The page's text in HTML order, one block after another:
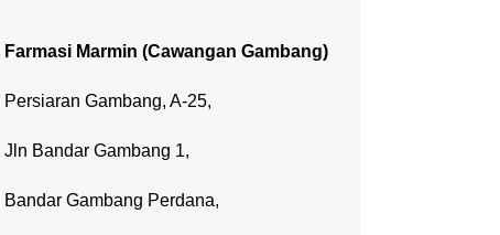
Farmasi Marmin (Cawangan Gambang)
Persiaran Gambang, A-25,
Jln Bandar Gambang 1,
Bandar Gambang Perdana,